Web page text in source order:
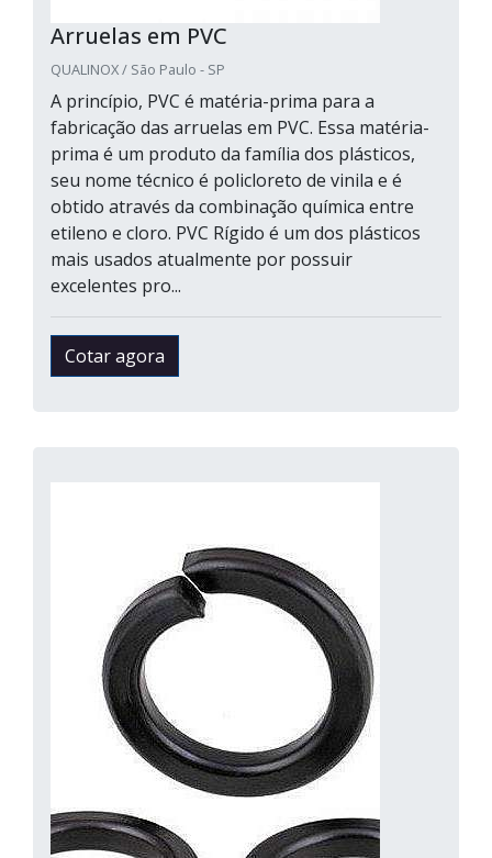
Arruelas em PVC
QUALINOX / São Paulo - SP
A princípio, PVC é matéria-prima para a
fabricação das arruelas em PVC. Essa matéria-
prima é um produto da família dos plásticos,
seu nome técnico é policloreto de vinila e é
obtido através da combinação química entre
etileno e cloro. PVC Rígido é um dos plásticos
mais usados atualmente por possuir
excelentes pro...
Cotar agora